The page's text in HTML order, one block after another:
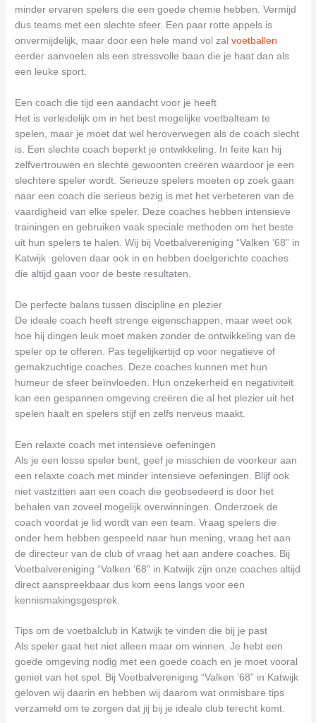
minder ervaren spelers die een goede chemie hebben. Vermijd
dus teams met een slechte sfeer. Een paar rotte appels is
onvermijdelijk, maar door een hele mand vol zalvoetballen
eerder aanvoelen als een stressvolle baan die je haat dan als
een leuke sport.
Een coach die tijd een aandacht voor je heeft
Het is verleidelijk om in het best mogelijke voetbalteam te
spelen, maar je moet dat wel heroverwegen als de coach slecht
is. Een slechte coach beperkt je ontwikkeling. In feite kan hij
zelfvertrouwen en slechte gewoonten creëren waardoor je een
slechtere speler wordt. Serieuze spelers moeten op zoek gaan
naar een coach die serieus bezig is met het verbeteren van de
vaardigheid van elke speler. Deze coaches hebben intensieve
trainingen en gebruiken vaak speciale methoden om het beste
uit hun spelers te halen. Wij bij Voetbalvereniging “Valken ’68” in
Katwijk geloven daar ook in en hebben doelgerichte coaches
die altijd gaan voor de beste resultaten.
De perfecte balans tussen discipline en plezier
De ideale coach heeft strenge eigenschappen, maar weet ook
hoe hij dingen leuk moet maken zonder de ontwikkeling van de
speler op te offeren. Pas tegelijkertijd op voor negatieve of
gemakzuchtige coaches. Deze coaches kunnen met hun
humeur de sfeer beïnvloeden. Hun onzekerheid en negativiteit
kan een gespannen omgeving creëren die al het plezier uit het
spelen haalt en spelers stijf en zelfs nerveus maakt.
Een relaxte coach met intensieve oefeningen
Als je een losse speler bent, geef je misschien de voorkeur aan
een relaxte coach met minder intensieve oefeningen. Blijf ook
niet vastzitten aan een coach die geobsedeerd is door het
behalen van zoveel mogelijk overwinningen. Onderzoek de
coach voordat je lid wordt van een team. Vraag spelers die
onder hem hebben gespeeld naar hun mening, vraag het aan
de directeur van de club of vraag het aan andere coaches. Bij
Voetbalvereniging “Valken ’68” in Katwijk zijn onze coaches altijd
direct aanspreekbaar dus kom eens langs voor een
kennismakingsgesprek.
Tips om de voetbalclub in Katwijk te vinden die bij je past
Als speler gaat het niet alleen maar om winnen. Je hebt een
goede omgeving nodig met een goede coach en je moet vooral
geniet van het spel. Bij Voetbalvereniging “Valken ’68” in Katwijk
geloven wij daarin en hebben wij daarom wat onmisbare tips
verzameld om te zorgen dat jij bij je ideale club terecht komt.